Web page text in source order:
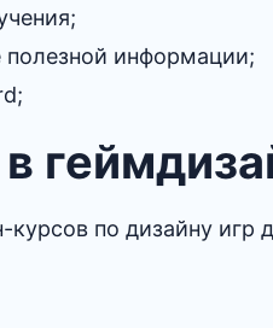
информации;